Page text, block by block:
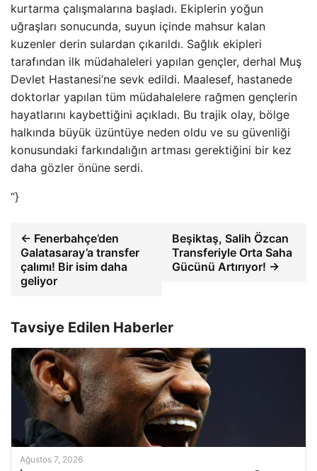
kurtarma çalışmalarına başladı. Ekiplerin yoğun
uğraşları sonucunda, suyun içinde mahsur kalan
kuzenler derin sulardan çıkarıldı. Sağlık ekipleri
tarafından ilk müdahaleleri yapılan gençler, derhal Muş
Devlet Hastanesi’ne sevk edildi. Maalesef, hastanede
doktorlar yapılan tüm müdahalelere rağmen gençlerin
hayatlarını kaybettiğini açıkladı. Bu trajik olay, bölge
halkında büyük üzüntüye neden oldu ve su güvenliği
konusundaki farkındalığın artması gerektiğini bir kez
daha gözler önüne serdi.
“}
← Fenerbahçe’den
Galatasaray’a transfer
çalımı! Bir isim daha
geliyor
Beşiktaş, Salih Özcan
Transferiyle Orta Saha
Gücünü Artırıyor! →
Tavsiye Edilen Haberler
Ağustos 7, 2026